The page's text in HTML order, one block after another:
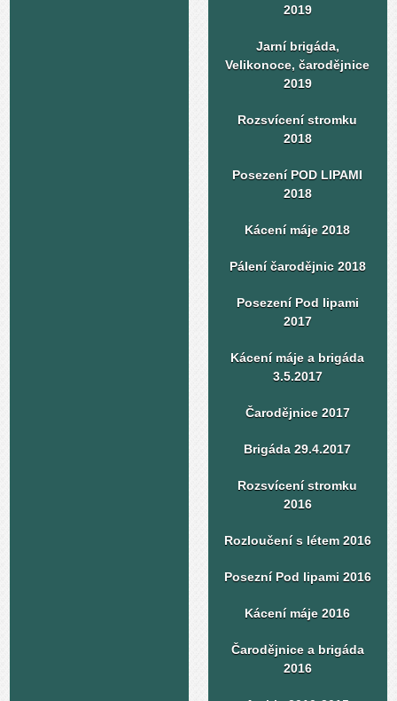
2019
Jarní brigáda,
Velikonoce, čarodějnice
2019
Rozsvícení stromku
2018
Posezení POD LIPAMI
2018
Kácení máje 2018
Pálení čarodějnic 2018
Posezení Pod lipami
2017
Kácení máje a brigáda
3.5.2017
Čarodějnice 2017
Brigáda 29.4.2017
Rozsvícení stromku
2016
Rozloučení s létem 2016
Posezní Pod lipami 2016
Kácení máje 2016
Čarodějnice a brigáda
2016